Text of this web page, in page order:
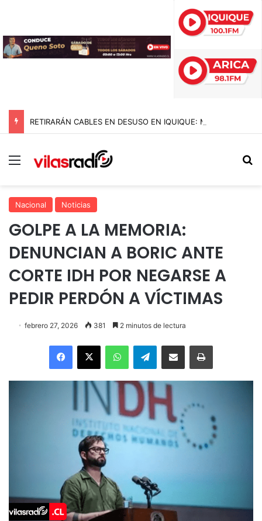
Menú
Nacional Noticias
GOLPE A LA MEMORIA:
DENUNCIAN A BORIC ANTE
CORTE IDH POR NEGARSE A
PEDIR PERDÓN A VÍCTIMAS
febrero 27, 2026 381 2 minutos de lectura
Facebook
X WhatsAppTelegramEnviar vía email Imprimir